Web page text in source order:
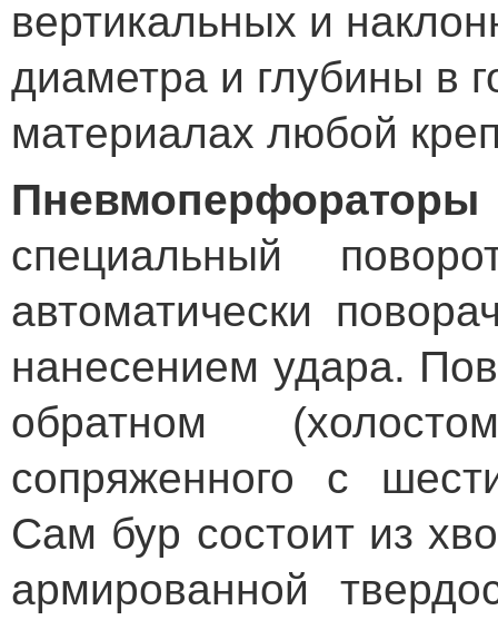
вертикальных и
диаметра и глубины в
материалах любой
Пневмоперфораторы
специальный
автоматически
нанесением удара.
обратном
сопряженного с
Сам бур состоит из
армированной